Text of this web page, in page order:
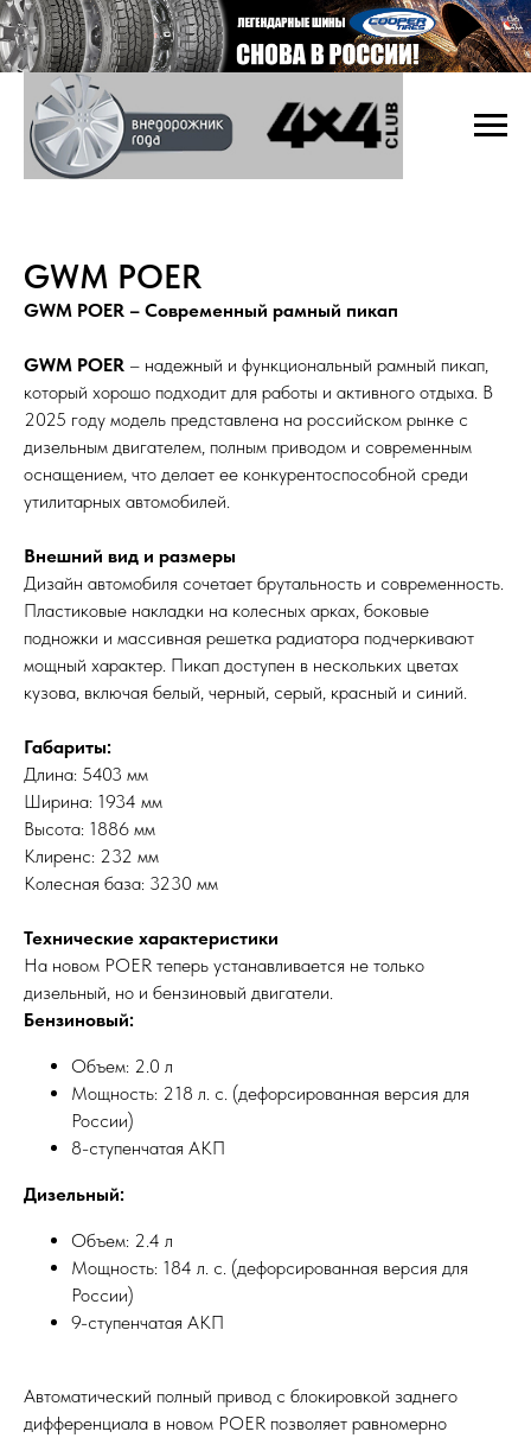
GWM POER
GWM POER – Современный рамный пикап
GWM POER – надежный и функциональный рамный пикап,
который хорошо подходит для работы и активного отдыха. В
2025 году модель представлена на российском рынке с
дизельным двигателем, полным приводом и современным
оснащением, что делает ее конкурентоспособной среди
утилитарных автомобилей.
Внешний вид и размеры
Дизайн автомобиля сочетает брутальность и современность.
Пластиковые накладки на колесных арках, боковые
подножки и массивная решетка радиатора подчеркивают
мощный характер. Пикап доступен в нескольких цветах
кузова, включая белый, черный, серый, красный и синий.
Габариты:
Длина: 5403 мм
Ширина: 1934 мм
Высота: 1886 мм
Клиренс: 232 мм
Колесная база: 3230 мм
Технические характеристики
На новом POER теперь устанавливается не только
дизельный, но и бензиновый двигатели.
Бензиновый:
Объем: 2.0 л
Мощность: 218 л. с. (дефорсированная версия для
России)
8-ступенчатая АКП
Дизельный:
Объем: 2.4 л
Мощность: 184 л. с. (дефорсированная версия для
России)
9-ступенчатая АКП
Автоматический полный привод с блокировкой заднего
дифференциала в новом POER позволяет равномерно